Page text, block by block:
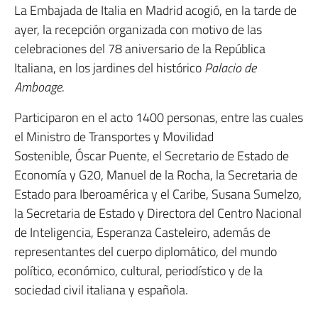
La Embajada de Italia en Madrid acogió, en la tarde de
ayer, la recepción organizada con motivo de las
celebraciones del 78 aniversario de la República
Italiana, en los jardines del históricoPalacio de
Amboage.
Participaron en el acto 1400 personas, entre las cuales
el Ministro de Transportes y Movilidad
Sostenible, Óscar Puente, el Secretario de Estado de
Economía y G20, Manuel de la Rocha, la Secretaria de
Estado para Iberoamérica y el Caribe, Susana Sumelzo,
la Secretaria de Estado y Directora del Centro Nacional
de Inteligencia, Esperanza Casteleiro, además de
representantes del cuerpo diplomático, del mundo
político, económico, cultural, periodístico y de la
sociedad civil italiana y española.